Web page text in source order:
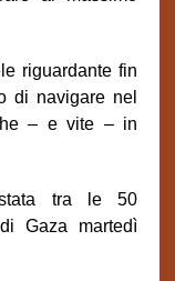
riguardante fin
di navigare nel
– e vite – in
tra le 50
Gaza martedì